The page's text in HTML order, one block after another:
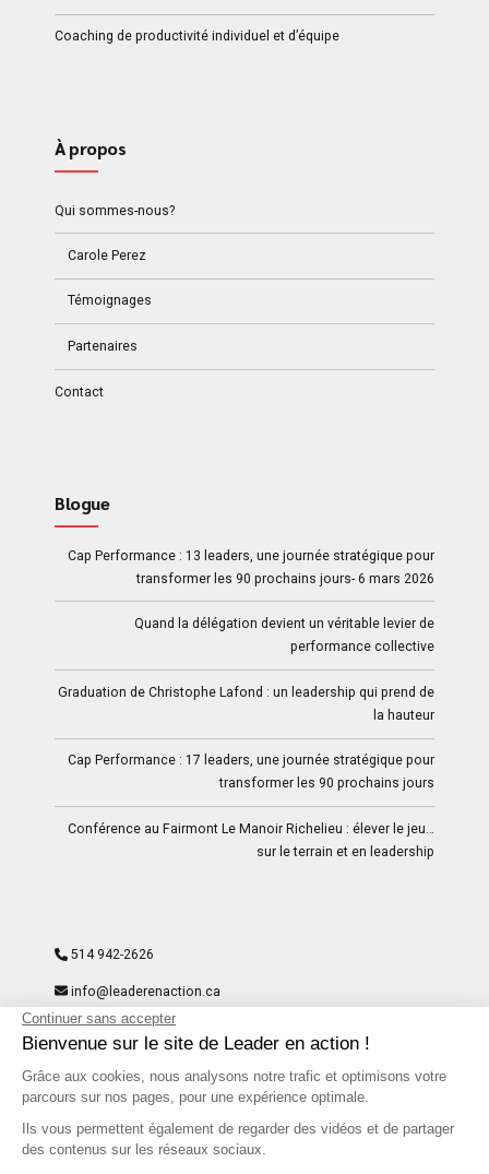
Coaching de productivité individuel et d’équipe
À propos
Qui sommes-nous?
Carole Perez
Témoignages
Partenaires
Contact
Blogue
Cap Performance : 13 leaders, une journée stratégique pour
transformer les 90 prochains jours- 6 mars 2026
Quand la délégation devient un véritable levier de
performance collective
Graduation de Christophe Lafond : un leadership qui prend de
la hauteur
Cap Performance : 17 leaders, une journée stratégique pour
transformer les 90 prochains jours
Conférence au Fairmont Le Manoir Richelieu : élever le jeu…
sur le terrain et en leadership
514 942-2626
info@leaderenaction.ca
9297-8204 Quebec Inc
Facebook
LinkedIn